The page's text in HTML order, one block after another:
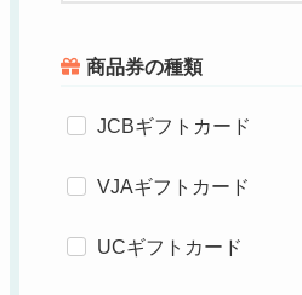
商品券の種類
JCBギフトカード
VJAギフトカード
UCギフトカード